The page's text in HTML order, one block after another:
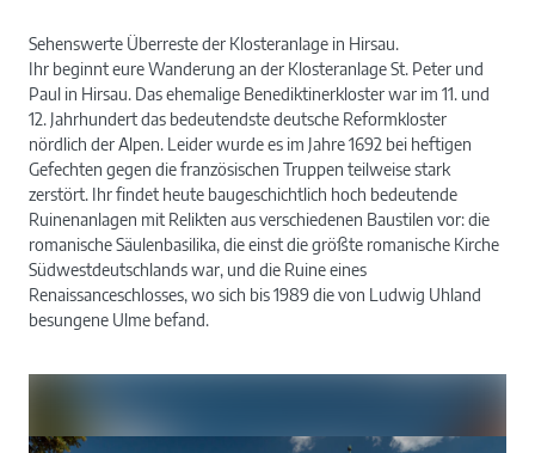
Sehenswerte Überreste der Klosteranlage in Hirsau.
Ihr beginnt eure Wanderung an der Klosteranlage St. Peter und
Paul in Hirsau. Das ehemalige Benediktinerkloster war im 11. und
12. Jahrhundert das bedeutendste deutsche Reformkloster
nördlich der Alpen. Leider wurde es im Jahre 1692 bei heftigen
Gefechten gegen die französischen Truppen teilweise stark
zerstört. Ihr findet heute baugeschichtlich hoch bedeutende
Ruinenanlagen mit Relikten aus verschiedenen Baustilen vor: die
romanische Säulenbasilika, die einst die größte romanische Kirche
Südwestdeutschlands war, und die Ruine eines
Renaissanceschlosses, wo sich bis 1989 die von Ludwig Uhland
besungene Ulme befand.